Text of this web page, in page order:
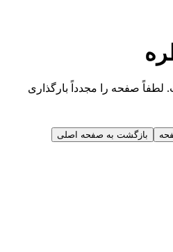
لطفاً صفحه را مجدداً بارگذاری
بازگشت به صفحه اصلی